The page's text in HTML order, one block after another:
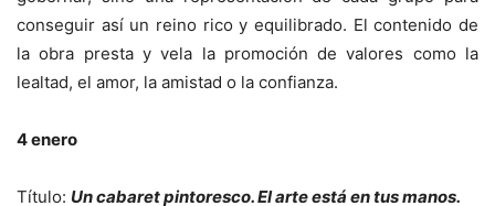
conseguir así un reino rico y equilibrado. El contenido de
la obra presta y vela la promoción de valores como la
lealtad, el amor, la amistad o la confianza.
4 enero
Título: Un cabaret pintoresco. El arte está en tus manos.